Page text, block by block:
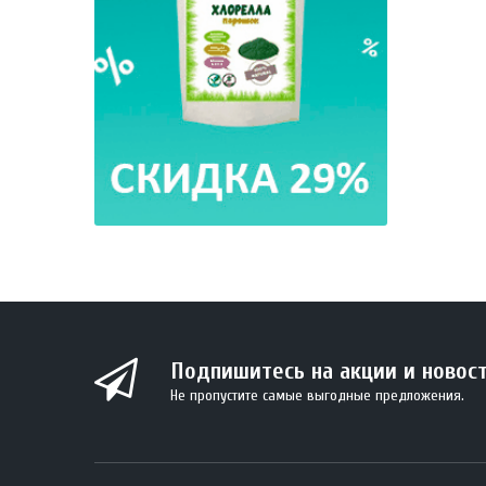
Подпишитесь на акции и
Не пропустите самые выгодные предложения.